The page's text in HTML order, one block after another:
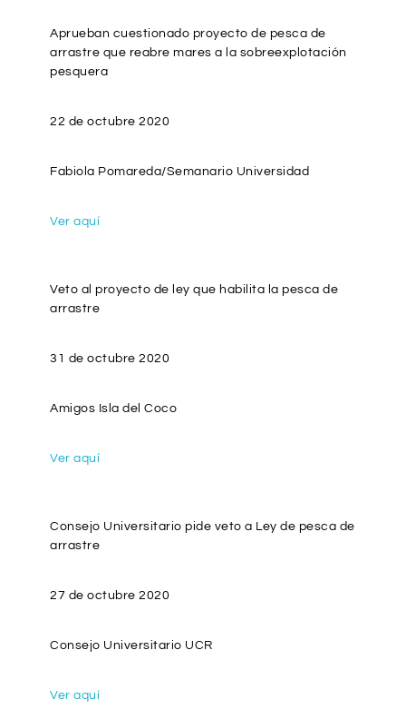
Aprueban cuestionado proyecto de pesca de
arrastre que reabre mares a la sobreexplotación
pesquera
22 de octubre 2020
Fabiola Pomareda/Semanario Universidad
Ver aquí
Veto al proyecto de ley que habilita la pesca de
arrastre
31 de octubre 2020
Amigos Isla del Coco
Ver aquí
Consejo Universitario pide veto a Ley de pesca de
arrastre
27 de octubre 2020
Consejo Universitario UCR
Ver aquí